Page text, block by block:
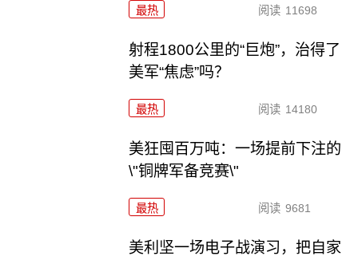
最热 阅读 11698
射程1800公里的“巨炮”，治得了
美军“焦虑”吗？
最热 阅读 14180
美狂囤百万吨：一场提前下注的
\"铜牌军备竞赛\"
最热 阅读 9681
美利坚一场电子战演习，把自家